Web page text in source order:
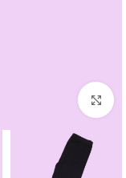
برای بزرگنمایی کلیک